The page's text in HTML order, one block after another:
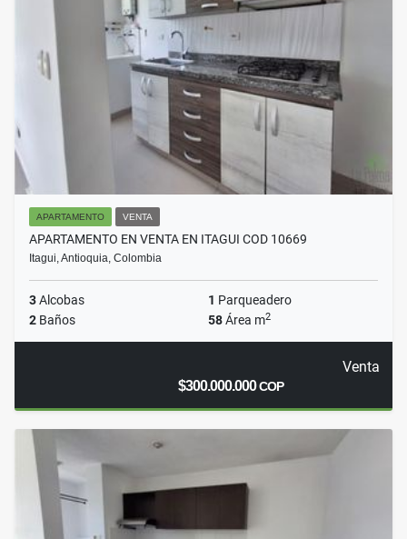
APARTAMENTO VENTA
APARTAMENTO EN VENTA EN ITAGUI COD 10669
Itagui, Antioquia, Colombia
3Alcobas 1 Parqueadero
2 Baños 58Área m2
Venta
$300.000.000COP